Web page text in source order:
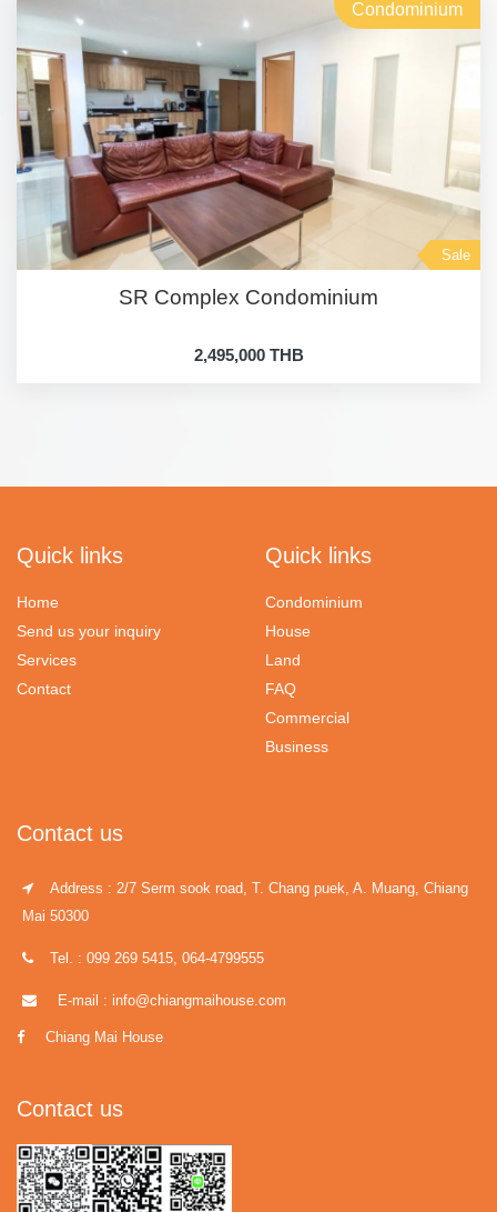
Condominium
Sale
SR Complex Condominium
2,495,000 THB
Quick links
Home
Send us your inquiry
Services
Contact
Quick links
Condominium
House
Land
FAQ
Commercial
Business
Contact us
Address : 2/7 Serm sook road, T. Chang puek, A. Muang, Chiang
Mai 50300
Tel. : 099 269 5415, 064-4799555
E-mail : info@chiangmaihouse.com
Chiang Mai House
Contact us